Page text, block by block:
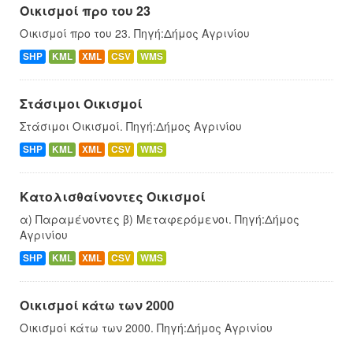
Οικισμοί προ του 23
Οικισμοί προ του 23. Πηγή:Δήμος Αγρινίου
SHP KML XML CSV WMS
Στάσιμοι Οικισμοί
Στάσιμοι Οικισμοί. Πηγή:Δήμος Αγρινίου
SHP KML XML CSV WMS
Κατολισθαίνοντες Οικισμοί
α) Παραμένοντες β) Μεταφερόμενοι. Πηγή:Δήμος
Αγρινίου
SHP KML XML CSV WMS
Οικισμοί κάτω των 2000
Οικισμοί κάτω των 2000. Πηγή:Δήμος Αγρινίου